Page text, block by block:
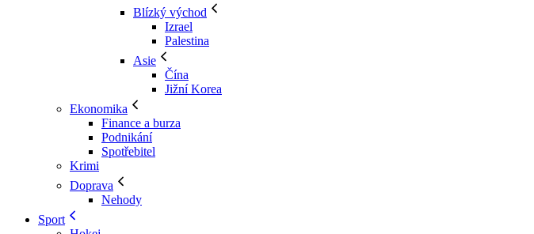
Blízký východ
Izrael
Palestina
Asie
Čína
Jižní Korea
Ekonomika
Finance a burza
Podnikání
Spotřebitel
Krimi
Doprava
Nehody
Sport